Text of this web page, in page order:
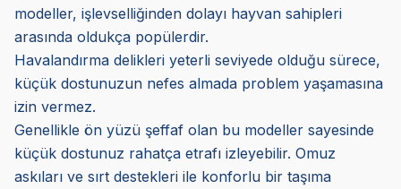
modeller, işlevselliğinden dolayı hayvan sahipleri
arasında oldukça popülerdir.
Havalandırma delikleri yeterli seviyede olduğu sürece,
küçük dostunuzun nefes almada problem yaşamasına
izin vermez.
Genellikle ön yüzü şeffaf olan bu modeller sayesinde
küçük dostunuz rahatça etrafı izleyebilir. Omuz
askıları ve sırt destekleri ile konforlu bir taşıma